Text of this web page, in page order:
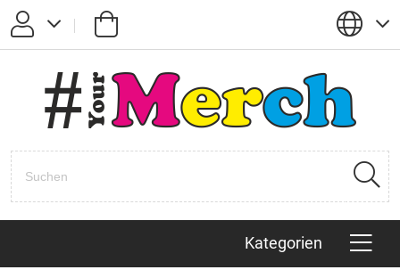
Passwort vergessen?
Kategorien